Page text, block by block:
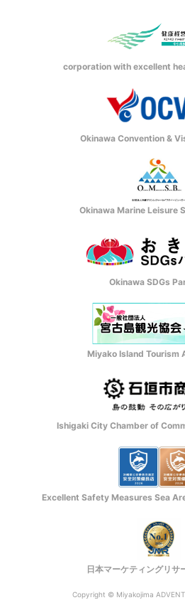
corporation with excellent
Okinawa Convention &
Okinawa Marine Leisure
Okinawa SDGs
Miyako Island Tourism
Ishigaki City Chamber of
Excellent Safety Measures Sea
日本マーケティングリサ
Copyright © Miyakojima